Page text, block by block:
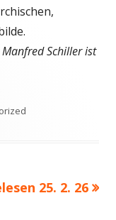
Schiller ist
25. 2. 26